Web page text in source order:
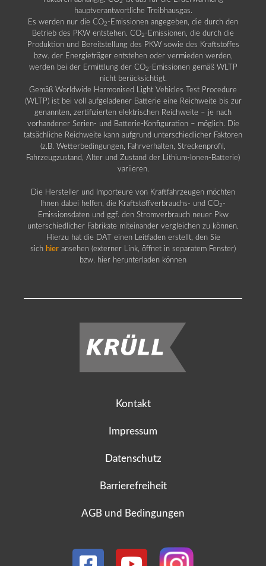
2
hauptverantwortliche Treibhausgas.
Es werden nur die CO2 -Emissionen angegeben, die durch den
Betrieb des PKW entstehen. CO2 -Emissionen, die durch die
Produktion und Bereitstellung des PKW sowie des Kraftstoffes
bzw. der Energieträger entstehen oder vermieden werden,
werden bei der Ermittlung der CO2 -Emissionen gemäß WLTP
nicht berücksichtigt.
Gemäß Worldwide Harmonised Light Vehicles Test Procedure
(WLTP) ist bei voll aufgeladener Batterie eine Reichweite bis zur
genannten, zertifizierten elektrischen Reichweite – je nach
vorhandener Serien- und Batterie-Konfiguration – möglich. Die
tatsächliche Reichweite kann aufgrund unterschiedlicher Faktoren
(z.B. Wetterbedingungen, Fahrverhalten, Streckenprofil,
Fahrzeugzustand, Alter und Zustand der Lithium-Ionen-Batterie)
variieren.
Die Hersteller und Importeure von Kraftfahrzeugen möchten
Ihnen dabei helfen, die Kraftstoffverbrauchs- und CO2 -
Emissionsdaten und ggf. den Stromverbrauch neuer Pkw
unterschiedlicher Fabrikate miteinander vergleichen zu können.
Hierzu hat die DAT einen Leitfaden erstellt, den Sie
sich hier ansehen (externer Link, öffnet in separatem Fenster)
bzw. hier herunterladen können
Kontakt
Impressum
Datenschutz
Barrierefreiheit
AGB und Bedingungen